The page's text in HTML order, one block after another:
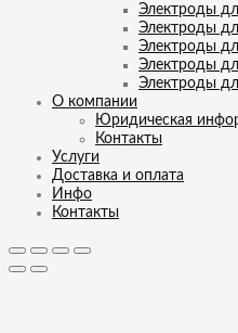
Электроды
Электроды
Электроды
Электроды
Электроды
О компании
Юридическая
Контакты
Услуги
Доставка и оплата
Инфо
Контакты